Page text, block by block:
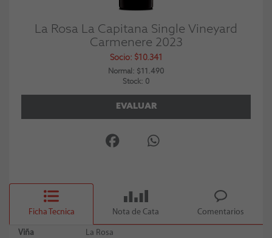
La Rosa La Capitana Single Vineyard
Carmenere 2023
Socio: $10.341
Normal: $11.490
Stock: 0
EVALUAR
Ficha Tecnica Nota de Cata Comentarios
Viña
La Rosa